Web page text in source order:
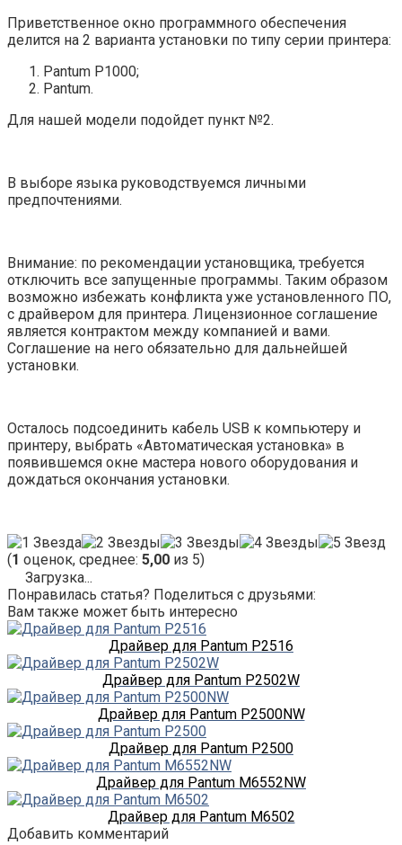
Приветственное окно программного обеспечения
делится на 2 варианта установки по типу серии принтера:
Pantum P1000;
Pantum.
Для нашей модели подойдет пункт №2.
В выборе языка руководствуемся личными
предпочтениями.
Внимание: по рекомендации установщика, требуется
отключить все запущенные программы. Таким образом
возможно избежать конфликта уже установленного ПО,
с драйвером для принтера. Лицензионное соглашение
является контрактом между компанией и вами.
Соглашение на него обязательно для дальнейшей
установки.
Осталось подсоединить кабель USB к компьютеру и
принтеру, выбрать «Автоматическая установка» в
появившемся окне мастера нового оборудования и
дождаться окончания установки.
(1 оценок, среднее: 5,00 из 5)
Загрузка...
Понравилась статья? Поделиться с друзьями:
Вам также может быть интересно
Драйвер для Pantum P2516
Драйвер для Pantum P2502W
Драйвер для Pantum P2500NW
Драйвер для Pantum P2500
Драйвер для Pantum M6552NW
Драйвер для Pantum M6502
Добавить комментарий